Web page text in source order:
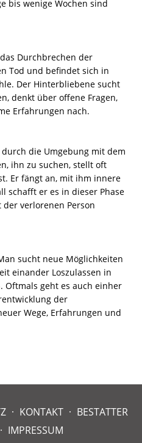
bis wenige Wochen sind
Durchbrechen der
Tod und befindet sich in
Der Hinterbliebene sucht
denkt über offene Fragen,
Erfahrungen nach.
die Umgebung mit dem
ihn zu suchen, stellt oft
Er fängt an, mit ihm innere
schafft er es in dieser Phase
verlorenen Person
sucht neue Möglichkeiten
einander Loszulassen in
Oftmals geht es auch einher
der
Wege, Erfahrungen und
KONTAKT
BESTATTER
IMPRESSUM